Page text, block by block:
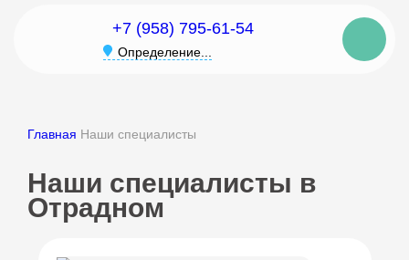
+7 (958) 795-61-54
Определение...
Главная Наши специалисты
Наши специалисты в
Отрадном